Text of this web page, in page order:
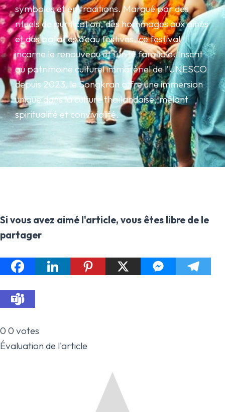
symboles et en traditions. Marqué par des
rituels de purification, des hommages aux aînés
et des batailles d’eau festives, ce festival
incarne le renouveau et l’unité familiale. Inscrit
au patrimoine culturel immatériel de l’UNESCO
depuis 2023, le Songkran offre une immersion
unique dans la culture thaïlandaise, mêlant
spiritualité et convivialité.
Si vous avez aimé l'article, vous êtes libre de le
partager
0 0 votes
Évaluation de l'article